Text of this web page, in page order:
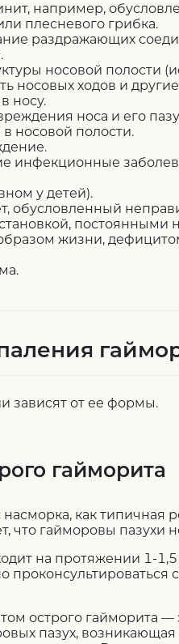
например,
плесневого грибка.
раздражающих
носовой полости
носовых ходов и
носу.
носа и его
носовой полости.
инфекционные
у детей).
обусловленный
жизни,
зависят от ее формы.
гайморита
насморка, как типичная
что гайморовы пазухи
на протяжении 1-
острого гайморита —
пазух, возникающая